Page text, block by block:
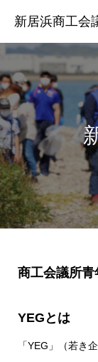
新居浜商工会
商工会議所
YEGとは
「YEG」（若き